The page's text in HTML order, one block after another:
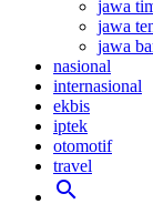
jawa
jawa
jawa
nasional
internasional
ekbis
iptek
otomotif
travel
search